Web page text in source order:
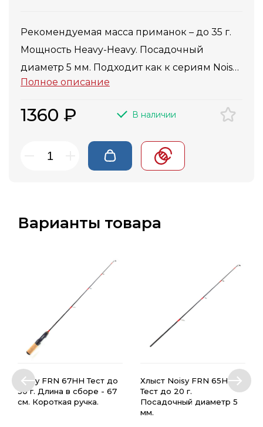
Рекомендуемая масса приманок – до 35 г.
Мощность Heavy-Heavy. Посадочный
диаметр 5 мм. Подходит как к сериям Noisy,
так и к сериям Niobe.
Полное описание
1360 ₽ В наличии
Варианты товара
Noisy FRN 67HH Тест до
30 г. Длина в сборе - 67
см. Короткая ручка.
Хлыст Noisy FRN 65H
Тест до 20 г.
Посадочный диаметр 5
мм.